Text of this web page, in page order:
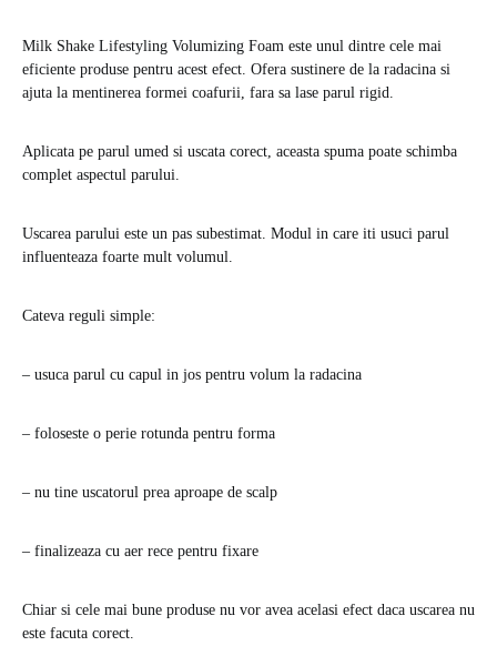
Milk Shake Lifestyling Volumizing Foam este unul dintre cele mai
eficiente produse pentru acest efect. Ofera sustinere de la radacina si
ajuta la mentinerea formei coafurii, fara sa lase parul rigid.
Aplicata pe parul umed si uscata corect, aceasta spuma poate schimba
complet aspectul parului.
Uscarea parului este un pas subestimat. Modul in care iti usuci parul
influenteaza foarte mult volumul.
Cateva reguli simple:
– usuca parul cu capul in jos pentru volum la radacina
– foloseste o perie rotunda pentru forma
– nu tine uscatorul prea aproape de scalp
– finalizeaza cu aer rece pentru fixare
Chiar si cele mai bune produse nu vor avea acelasi efect daca uscarea nu
este facuta corect.